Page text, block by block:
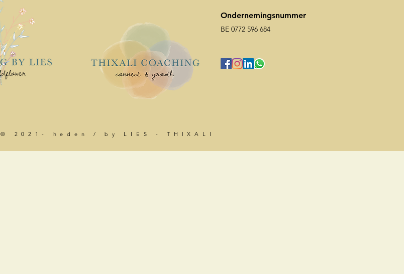
Ondernemingsnummer
BE 0772 596 684
© 2021- heden / by LIES - THIXALI